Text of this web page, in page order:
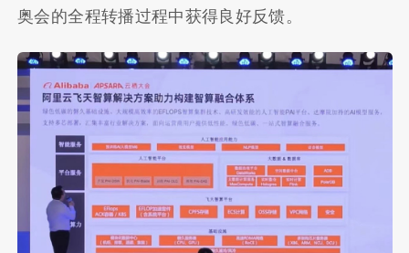
奥会的全程转播过程中获得良好反馈。